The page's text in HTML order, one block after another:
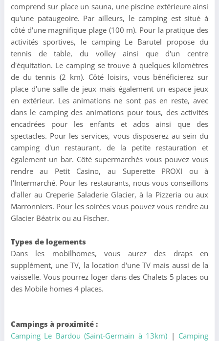
comprend sur place un sauna, une piscine extérieure ainsi
qu'une pataugeoire. Par ailleurs, le camping est situé à
côté d'une magnifique plage (100 m). Pour la pratique des
activités sportives, le camping Le Barutel propose du
tennis de table, du volley ainsi que d'un centre
d'équitation. Le camping se trouve à quelques kilomètres
de du tennis (2 km). Côté loisirs, vous bénéficierez sur
place d'une salle de jeux mais également un espace jeux
en extérieur. Les animations ne sont pas en reste, avec
dans le camping des animations pour tous, des activités
encadrées pour les enfants et ados ainsi que des
spectacles. Pour les services, vous disposerez au sein du
camping d'un restaurant, de la petite restauration et
également un bar. Côté supermarchés vous pouvez vous
rendre au Petit Casino, au Superette PROXI ou à
l'Intermarché. Pour les restaurants, nous vous conseillons
d'aller au Creperie Saladerie Glacier, à la Pizzeria ou aux
Marronniers. Pour les soirées vous pouvez vous rendre au
Glacier Béatrix ou au Fischer.
Types de logements
Dans les mobilhomes, vous aurez des draps en
supplément, une TV, la location d'une TV mais aussi de la
vaisselle. Vous pourrez loger dans des Chalets 5 places ou
des Mobile homes 4 places.
Campings à proximité :
Camping Le Bardou (Saint-Germain à 13km) | Camping